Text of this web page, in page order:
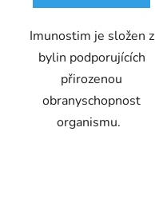
Imunostim je složen z
bylin podporujících
přirozenou
obranyschopnost
organismu.